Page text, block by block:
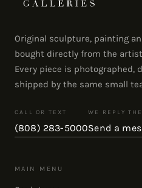
Original sculpture, painting
bought directly from the
Every piece is photographed,
shipped by the same small
CALL OR TEXT
(808) 283-5000
WE REPLY
Send a
MAIN MENU